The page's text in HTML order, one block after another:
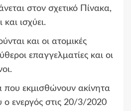
στον σχετικό Πίνακα,
ισχύει.
και οι ατομικές
επαγγελματίες και οι
εκμισθώνουν ακίνητα
ο ενεργός στις 20/3/2020